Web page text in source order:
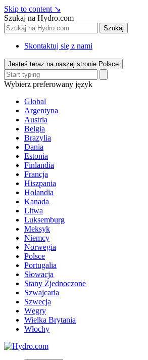
Skip to content ↘
Szukaj na Hydro.com
Szukaj
Skontaktuj się z nami
Jesteś teraz na naszej stronie Polsce
Wybierz preferowany język
Global
Argentyna
Austria
Belgia
Brazylia
Dania
Estonia
Finlandia
Francja
Hiszpania
Holandia
Kanada
Litwa
Luksemburg
Meksyk
Niemcy
Norwegia
Polsce
Portugalia
Słowacja
Stany Zjednoczone
Szwajcaria
Szwecja
Węgry
Wielka Brytania
Włochy